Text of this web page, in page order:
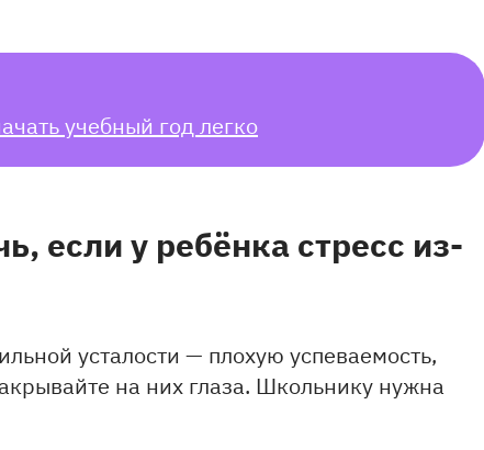
учебный год легко
если у ребёнка стресс из-
усталости — плохую успеваемость,
на них глаза. Школьнику нужна